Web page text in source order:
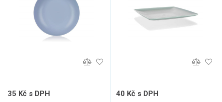
35 Kč s DPH 40 Kč s DPH